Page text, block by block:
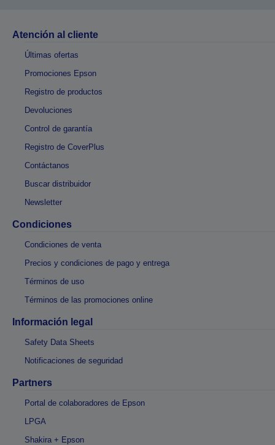
Atención al cliente
Últimas ofertas
Promociones Epson
Registro de productos
Devoluciones
Control de garantía
Registro de CoverPlus
Contáctanos
Buscar distribuidor
Newsletter
Condiciones
Condiciones de venta
Precios y condiciones de pago y entrega
Términos de uso
Términos de las promociones online
Información legal
Safety Data Sheets
Notificaciones de seguridad
Partners
Portal de colaboradores de Epson
LPGA
Shakira + Epson